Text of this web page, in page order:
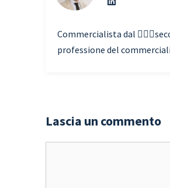
Commercialista dal
professione del
Lascia un commento